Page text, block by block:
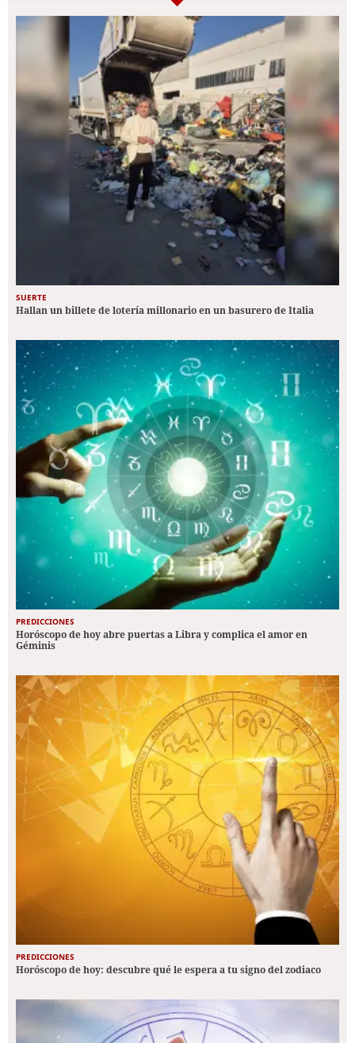
SUERTE
Hallan un billete de lotería millonario en un basurero de Italia
PREDICCIONES
Horóscopo de hoy abre puertas a Libra y complica el amor en
Géminis
PREDICCIONES
Horóscopo de hoy: descubre qué le espera a tu signo del zodiaco